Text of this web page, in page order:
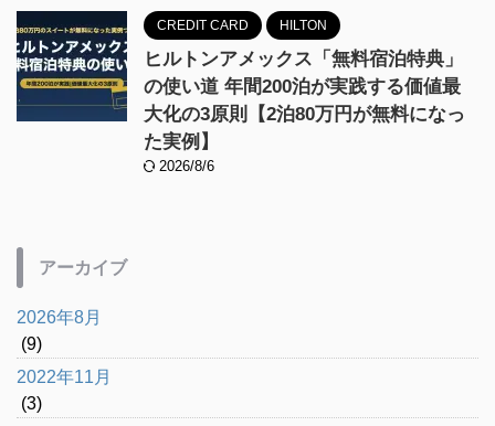
CREDIT CARD HILTON
ヒルトンアメックス「無料宿泊特典」
の使い道 年間200泊が実践する価値最
大化の3原則【2泊80万円が無料になっ
た実例】
2026/8/6
アーカイブ
2026年8月
(9)
2022年11月
(3)